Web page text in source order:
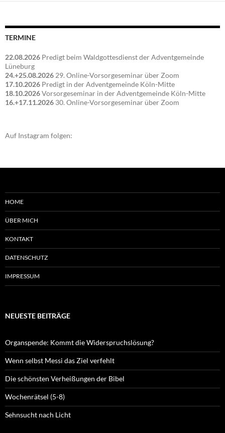
TERMINE
22.08.2026 Predigt beim Waldgottesdienst der Adventgemeinde
Lüneburg
24.+25.08.2026 29. Online-Vorsorgeseminar über Zoom
17.10.2026 Predigt in der Adventgemeinde Köln-Mitte
18.10.2026Vorsorgeseminar in der Adventgemeinde Köln-Mitte
16.+17.11.2026 30. Online-Vorsorgeseminar über Zoom
Auf Instagram folgen:
HOME
ÜBER MICH
KONTAKT
DATENSCHUTZ
IMPRESSUM
NEUESTE BEITRÄGE
Organspende: Kommt die Widerspruchslösung?
Wenn selbst Messi das Ziel verfehlt
Die schönsten Verheißungen der Bibel
Wochenrätsel (5-8)
Sehnsucht nach Licht